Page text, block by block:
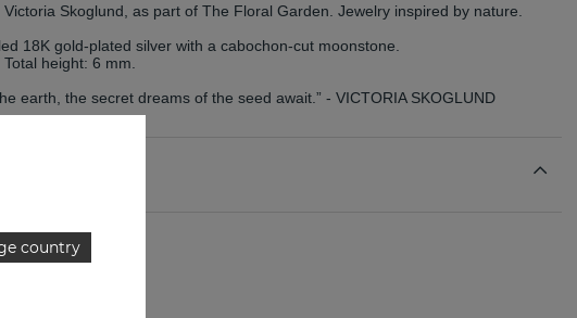
Skoglund, as part of The Floral Garden. Jewelry inspired by nature.
18K gold-plated silver with a cabochon-cut moonstone.
height: 6 mm.
earth, the secret dreams of the seed await.” - VICTORIA SKOGLUND
country